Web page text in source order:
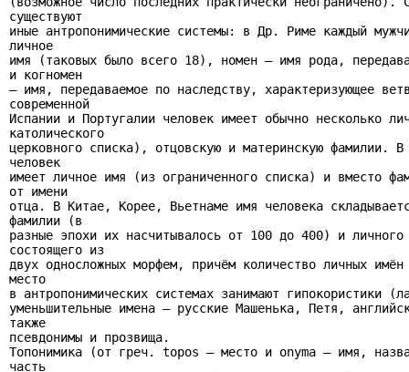
существуют
иные антропонимические системы: в Др. Риме каждый
личное
имя (таковых было всего 18), номен — имя рода,
и когномен
— имя, передаваемое по наследству, характеризующее
современной
Испании и Португалии человек имеет обычно несколько
католического
церковного списка), отцовскую и материнскую фамилии. В
человек
имеет личное имя (из ограниченного списка) и вместо
от имени
отца. В Китае, Корее, Вьетнаме имя человека
фамилии (в
разные эпохи их насчитывалось от 100 до 400) и
состоящего из
двух односложных морфем, причём количество личных
место
в антропонимических системах занимают гипокористики
уменьшительные имена — русские Машенька, Петя,
также
псевдонимы и прозвища.
Топонимика (от греч. topos — место и onyma — имя,
часть